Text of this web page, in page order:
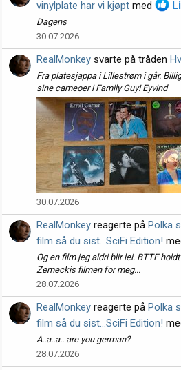
vinylplate har vi kjøpt med
Dagens
30.07.2026
RealMonkey svarte på tråden
Fra platesjappa i Lillestrøm i går.
sine cameoer i Family Guy! Eyvind
30.07.2026
RealMonkey reagerte på Polka
film så du sist...SciFi Edition!
Og en film jeg aldri blir lei. BTTF
Zemeckis filmen for meg...
28.07.2026
RealMonkey reagerte på Polka
film så du sist...SciFi Edition!
A..a..a.. are you german?
28.07.2026